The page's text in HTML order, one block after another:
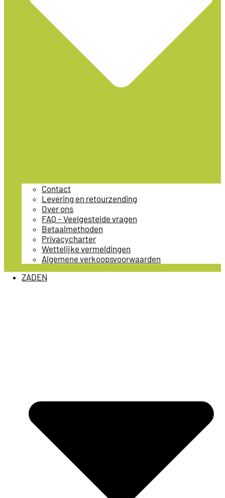
Contact
Levering en retourzending
Over ons
FAQ – Veelgestelde vragen
Betaalmethoden
Privacycharter
Wettelijke vermeldingen
Algemene verkoopsvoorwaarden
ZADEN